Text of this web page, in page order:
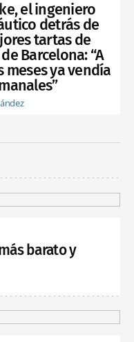
el ingeniero
detrás de
tartas de
Barcelona: “A
meses ya vendía
barato y